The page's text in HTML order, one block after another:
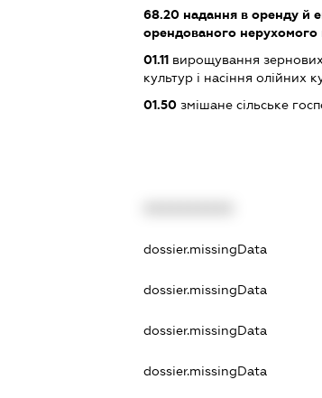
68.20надання в оренду й
орендованого нерухомого
01.11вирощування
культур і насіння олійних
01.50змішане сільське
dossier.missingData
dossier.missingData
dossier.missingData
dossier.missingData